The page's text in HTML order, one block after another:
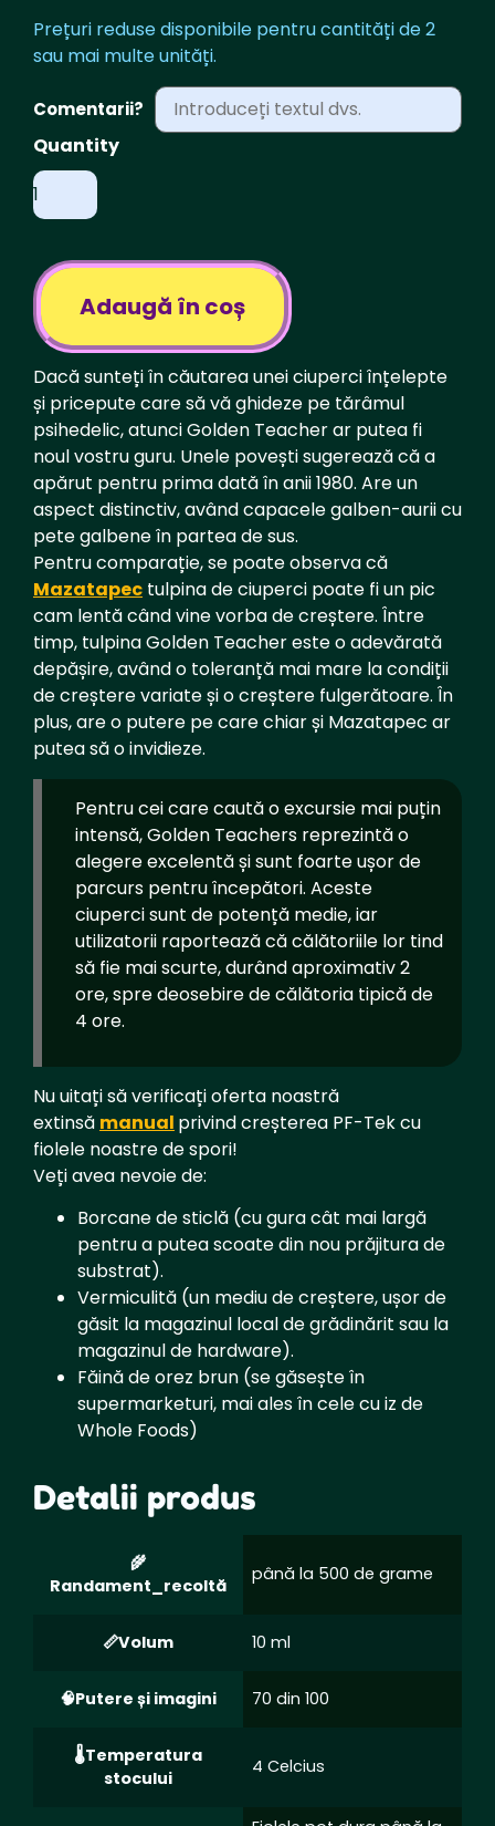
inițial
fost:
actual
este:
€15.75.
Prețuri reduse disponibile pentru cantități de 2
sau mai multe unități.
Comentarii?
Cantitate
Golden
Teacher
-
Tek
Spore
Vial Adaugă în coș
Dacă sunteți în căutarea unei ciuperci înțelepte
și pricepute care să vă ghideze pe tărâmul
psihedelic, atunci Golden Teacher ar putea fi
noul vostru guru. Unele povești sugerează că a
apărut pentru prima dată în anii 1980. Are un
aspect distinctiv, având capacele galben-aurii cu
pete galbene în partea de sus.
Pentru comparație, se poate observa că
Mazatapec tulpina de ciuperci poate fi un pic
cam lentă când vine vorba de creștere. Între
timp, tulpina Golden Teacher este o adevărată
depășire, având o toleranță mai mare la condiții
de creștere variate și o creștere fulgerătoare. În
plus, are o putere pe care chiar și Mazatapec ar
putea să o invidieze.
Pentru cei care caută o excursie mai puțin
intensă, Golden Teachers reprezintă o
alegere excelentă și sunt foarte ușor de
parcurs pentru începători. Aceste
ciuperci sunt de potență medie, iar
utilizatorii raportează că călătoriile lor tind
să fie mai scurte, durând aproximativ 2
ore, spre deosebire de călătoria tipică de
4 ore.
Nu uitați să verificați oferta noastră
extinsă manual privind creșterea PF-Tek cu
fiolele noastre de spori!
Veți avea nevoie de:
Borcane de sticlă (cu gura cât mai largă
pentru a putea scoate din nou prăjitura de
substrat).
Vermiculită (un mediu de creștere, ușor de
găsit la magazinul local de grădinărit sau la
magazinul de hardware).
Făină de orez brun (se găsește în
supermarketuri, mai ales în cele cu iz de
Whole Foods)
Detalii produs
Randament_recoltă
până la 500 de grame
Volum 10 ml
Putere și imagini 70 din 100
Temperatura
stocului
4 Celcius